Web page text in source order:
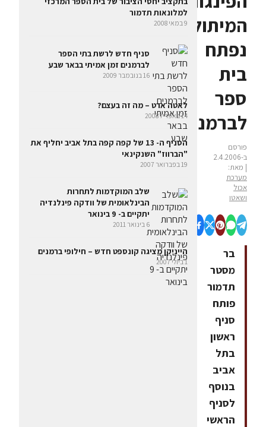
המיתולוגי
נפתח
בית
ספר
לברמנים
פורסם
ב-2.4.2006
| מאת:
מערכת
אכול
ושאטו
בר
מסטר
תדמור
פותח
סניף
ראשון
בתל
אביב
בנוסף
לסניף
הראשי
למלונאות תדמור
9 במאי 2008
סניף חדש לרשת בתי הספר
לברמנים זמן אמיתי בבאר שבע
16 בנובמבר 2009
לאטה ארט – מה זה בעצם?
14 באפריל 2008
הסניף ה- 13 של קפה קפה בתל אביב יחליף את
"הברווז" השנקינאי
19 בפברואר 2007
שלב המוקדמות לתחרות
הבינלאומית של וודקה פינלנדיה
יתקיים ב- 9 בינואר
6 בינואר 2011
הייניקן מציגה קונספט חדש – חילופי ברמנים
1 ביולי 2007